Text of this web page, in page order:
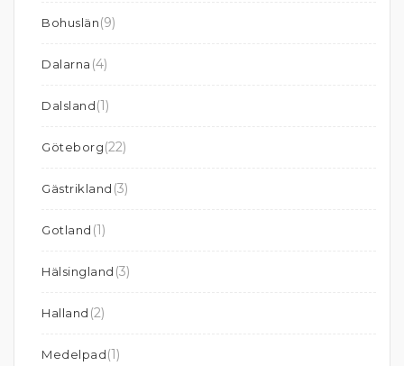
Bohuslän(9)
Dalarna (4)
Dalsland(1)
Göteborg(22)
Gästrikland (3)
Gotland (1)
Hälsingland (3)
Halland (2)
Medelpad(1)